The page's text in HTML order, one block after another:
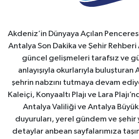
Akdeniz’in Dünyaya Açılan
Antalya Son Dakika ve Şehir Rehberi
güncel gelişmeleri tarafsız ve
anlayışıyla okurlarıyla buluşturan
şehrin nabzını tutmaya devam
Kaleiçi, Konyaaltı Plajı ve Lara
Antalya Valiliği ve Antalya
duyuruları, yerel gündem ve şehir
detaylar anbean sayfalarımıza